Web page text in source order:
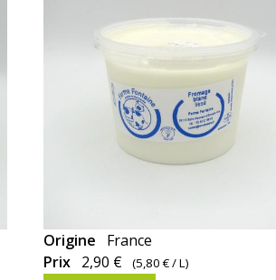
Fromage
blanc
Origine
France
Prix 2,90 € (5,80 €/ L)